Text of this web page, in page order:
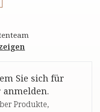
Sie sich für
Produkte,